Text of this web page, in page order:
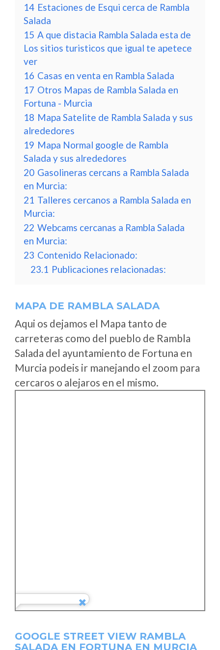
14 Estaciones de Esqui cerca de Rambla
Salada
15 A que distacia Rambla Salada esta de
Los sitios turisticos que igual te apetece
ver
16 Casas en venta en Rambla Salada
17 Otros Mapas de Rambla Salada en
Fortuna - Murcia
18 Mapa Satelite de Rambla Salada y sus
alrededores
19 Mapa Normal google de Rambla
Salada y sus alrededores
20 Gasolineras cercans a Rambla Salada
en Murcia:
21 Talleres cercanos a Rambla Salada en
Murcia:
22 Webcams cercanas a Rambla Salada
en Murcia:
23 Contenido Relacionado:
23.1 Publicaciones relacionadas:
MAPA DE RAMBLA SALADA
Aqui os dejamos el Mapa tanto de
carreteras como del pueblo de Rambla
Salada del ayuntamiento de Fortuna en
Murcia podeis ir manejando el zoom para
cercaros o alejaros en el mismo.
GOOGLE STREET VIEW RAMBLA
SALADA EN FORTUNA EN MURCIA